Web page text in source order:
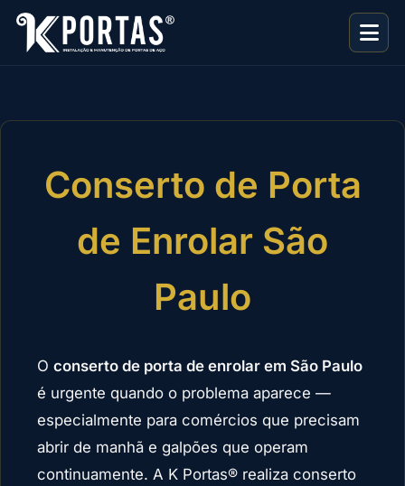
Conserto de Porta
de Enrolar São
Paulo
O conserto de porta de enrolar em São Paulo
é urgente quando o problema aparece —
especialmente para comércios que precisam
abrir de manhã e galpões que operam
continuamente. A K Portas® realiza conserto